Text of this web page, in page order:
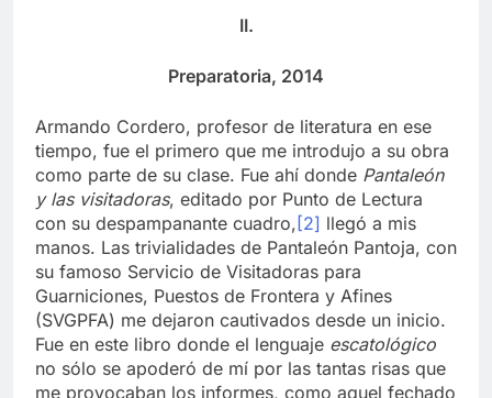
II.
Preparatoria, 2014
Armando Cordero, profesor de literatura en ese
tiempo, fue el primero que me introdujo a su obra
como parte de su clase. Fue ahí donde Pantaleón
y las visitadoras, editado por Punto de Lectura
con su despampanante cuadro, [2] llegó a mis
manos. Las trivialidades de Pantaleón Pantoja, con
su famoso Servicio de Visitadoras para
Guarniciones, Puestos de Frontera y Afines
(SVGPFA) me dejaron cautivados desde un inicio.
Fue en este libro donde el lenguaje escatológico
no sólo se apoderó de mí por las tantas risas que
me provocaban los informes, como aquel fechado